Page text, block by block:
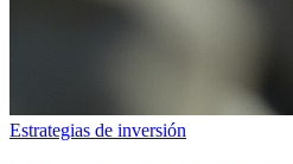
Estrategias de inversión